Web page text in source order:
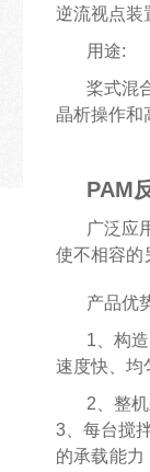
逆流视点装
用途:
桨式混
晶析操作和
PAM
广泛应
使不相容的
产品优
1、构
速度快、均
2、整
3、每台搅
的承载能